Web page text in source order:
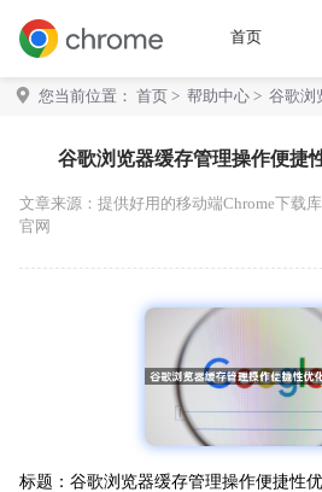
首页
您当前位置： 首页 > 帮助中心 > 谷歌浏览器缓存管理操作便捷性优化
谷歌浏览器缓存管理操作便捷
文章来源： 提供好用的移动端Chrome下载
官网
标题：谷歌浏览器缓存管理操作便捷性